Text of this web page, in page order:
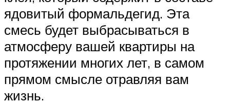
ядовитый формальдегид. Эта
смесь будет выбрасываться в
атмосферу вашей квартиры на
протяжении многих лет, в самом
прямом смысле отравляя вам
жизнь.